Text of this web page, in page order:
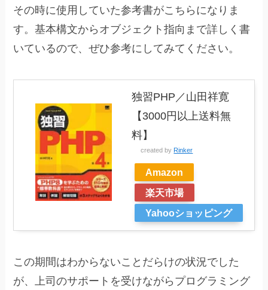
その時に使用していた参考書がこちらになりま
す。基本構文からオブジェクト指向まで詳しく書
いているので、ぜひ参考にしてみてください。
独習PHP／山田祥寛
【3000円以上送料無
料】
created by Rinker
Amazon
楽天市場
Yahooショッピング
この期間はわからないことだらけの状況でした
が、上司のサポートを受けながらプログラミング